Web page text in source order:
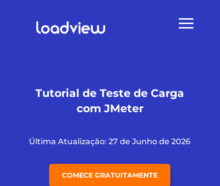
Tutorial de Teste de Carga
com JMeter
Última Atualização: 27 de Junho de 2026
COMECE GRATUITAMENTE